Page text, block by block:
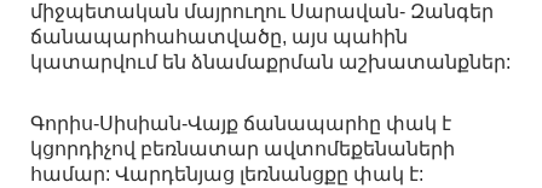
միջպետական մայրուղու Սարավան- Զանգեր
ճանապարհահատվածը, այս պահին
կատարվում են ձնամաքրման աշխատանքներ:
Գորիս-Սիսիան-Վայք ճանապարհը փակ է
կցորդիչով բեռնատար ավտոմեքենաների
համար: Վարդենյաց լեռնանցքը փակ է: